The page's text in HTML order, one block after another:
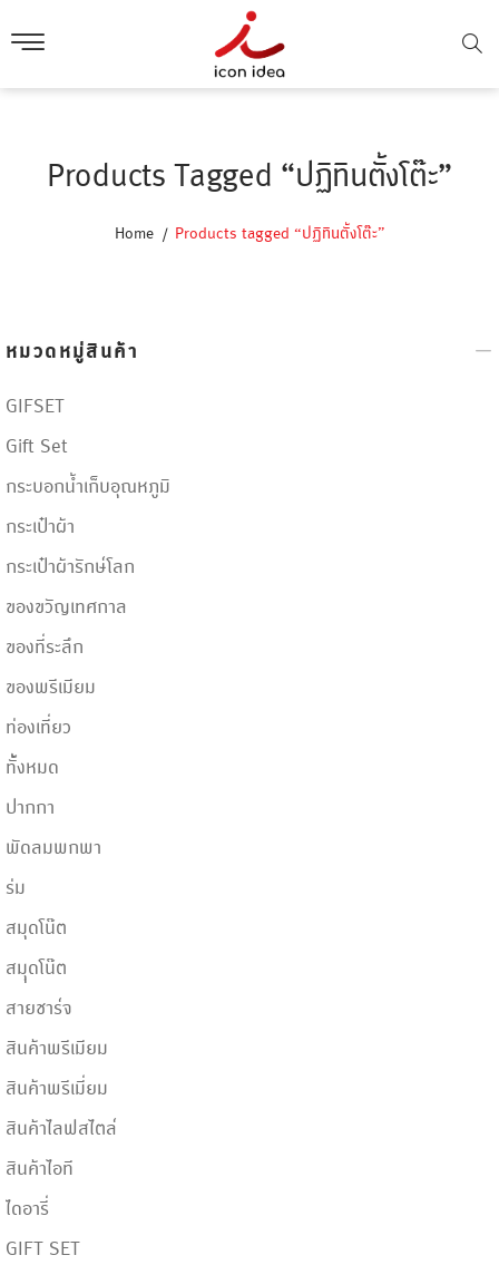
Products Tagged “ปฏิทินตั้งโต๊ะ”
Home Products tagged “ปฏิทินตั้งโต๊ะ”
หมวดหมู่สินค้า
GIFSET
Gift Set
กระบอกน้ำเก็บอุณหภูมิ
กระเป๋าผ้า
กระเป๋าผ้ารักษ์โลก
ของขวัญเทศกาล
ของที่ระลึก
ของพรีเมียม
ท่องเที่ยว
ทั้้งหมด
ปากกา
พัดลมพกพา
ร่ม
สมุดโน๊ต
สมุุดโน๊ต
สายชาร์จ
สินค้าพรีเมียม
สินค้าพรีเมี่ยม
สินค้าไลฟสไตล์
สินค้าไอที
ไดอารี่
GIFT SET